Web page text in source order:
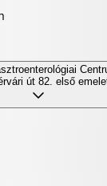
út 82. első